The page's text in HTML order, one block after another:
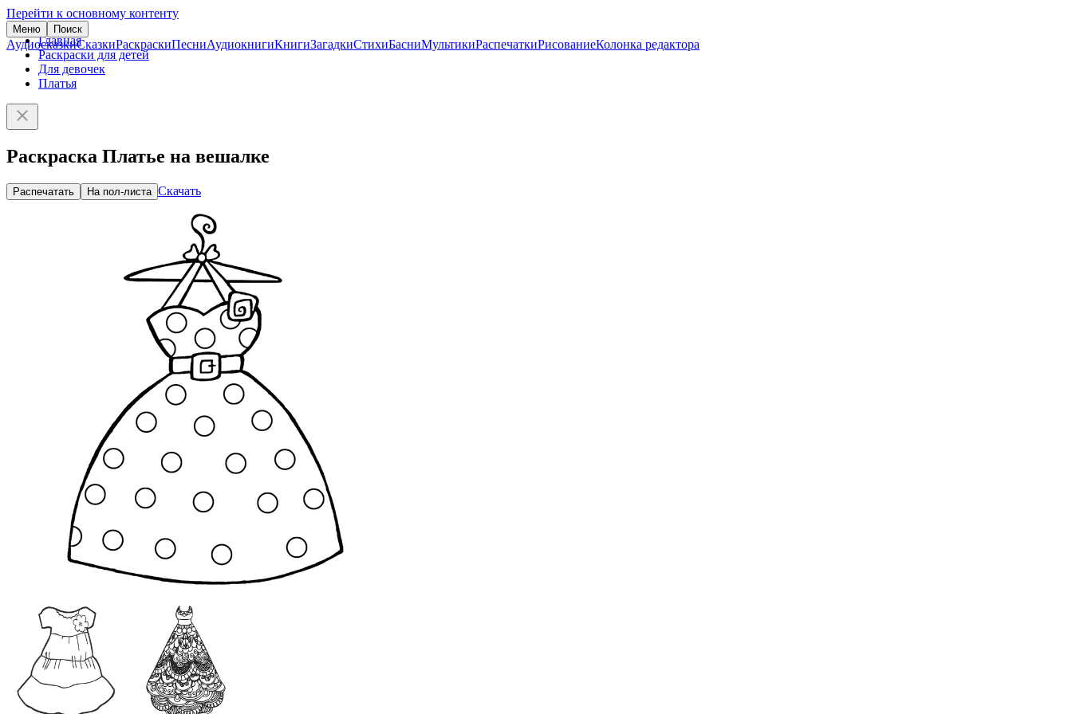
Перейти к основному контенту
Меню Поиск
АудиосказкиСказкиРаскраскиПесниАудиокнигиКнигиЗагадкиСтихиБасниМультикиРаспечаткиРисованиеКолонка редактора
Главная
Раскраски для детей
Для девочек
Платья
Раскраска Платье на вешалке
Распечатать На пол-листа Скачать